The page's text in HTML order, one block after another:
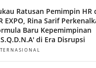
Ratusan Pemimpin HR
EXPO, Rina Sarif
Baru Kepemimpinan
di Era Disrupsi